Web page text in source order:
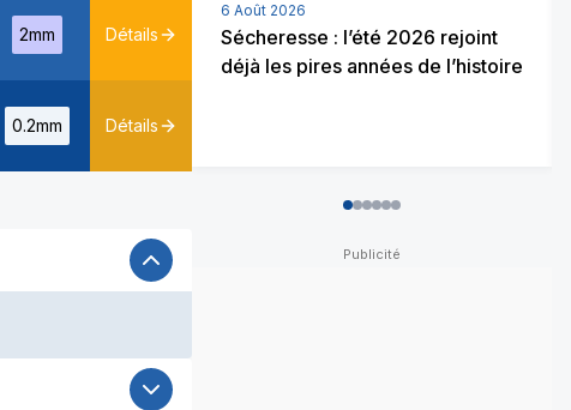
2mm Détails
0.2mm Détails
6 Août 2026
Sécheresse : l’été 2026 rejoint
déjà les pires années de l’histoire